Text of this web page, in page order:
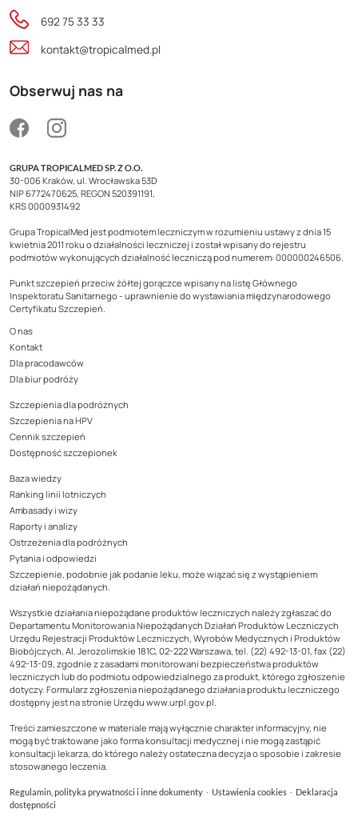
692 75 33 33
kontakt@tropicalmed.pl
Obserwuj nas na
GRUPA TROPICALMED SP. Z O.O.
30-006 Kraków, ul. Wrocławska 53D
NIP 6772470625, REGON 520391191,
KRS 0000931492
Grupa TropicalMed jest podmiotem leczniczym w rozumieniu ustawy z dnia 15
kwietnia 2011 roku o działalności leczniczej i został wpisany do rejestru
podmiotów wykonujących działalność leczniczą pod numerem: 000000246506.
Punkt szczepień przeciw żółtej gorączce wpisany na listę Głównego
Inspektoratu Sanitarnego - uprawnienie do wystawiania międzynarodowego
Certyfikatu Szczepień.
O nas
Kontakt
Dla pracodawców
Dla biur podróży
Szczepienia dla podróżnych
Szczepienia na HPV
Cennik szczepień
Dostępność szczepionek
Baza wiedzy
Ranking linii lotniczych
Ambasady i wizy
Raporty i analizy
Ostrzeżenia dla podróżnych
Pytania i odpowiedzi
Szczepienie, podobnie jak podanie leku, może wiązać się z wystąpieniem
działań niepożądanych.
Wszystkie działania niepożądane produktów leczniczych należy zgłaszać do
Departamentu Monitorowania Niepożądanych Działań Produktów Leczniczych
Urzędu Rejestracji Produktów Leczniczych, Wyrobów Medycznych i Produktów
Biobójczych, Al. Jerozolimskie 181C, 02-222 Warszawa, tel. (22) 492-13-01, fax (22)
492-13-09, zgodnie z zasadami monitorowani bezpieczeństwa produktów
leczniczych lub do podmiotu odpowiedzialnego za produkt, którego zgłoszenie
dotyczy. Formularz zgłoszenia niepożądanego działania produktu leczniczego
dostępny jest na stronie Urzędu www.urpl.gov.pl.
Treści zamieszczone w materiale mają wyłącznie charakter informacyjny, nie
mogą być traktowane jako forma konsultacji medycznej i nie mogą zastąpić
konsultacji lekarza, do którego należy ostateczna decyzja o sposobie i zakresie
stosowanego leczenia.
Regulamin, polityka prywatności i inne dokumenty · Ustawienia cookies · Deklaracja
dostępności